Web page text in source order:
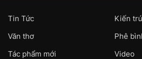
Tin Tức
Kiến
Văn thơ
Phê
Tác phẩm mới
Video